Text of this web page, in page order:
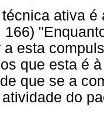
ativa
166)
a esta
que esta é
que se a
do